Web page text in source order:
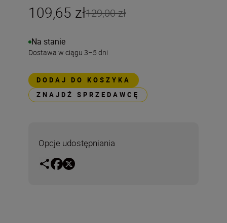
109,65 zł129,00 zł
Na stanie
Dostawa w ciągu 3–5 dni
DODAJ DO KOSZYKA
ZNAJDŹ SPRZEDAWCĘ
Opcje udostępniania